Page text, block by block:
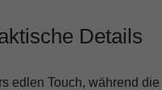
Details
edlen Touch, während die